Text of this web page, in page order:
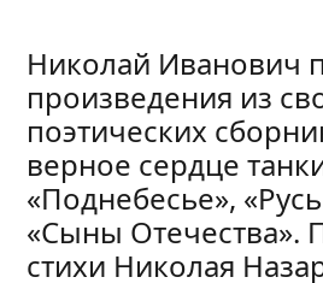
Николай Иванович
произведения из
поэтических
верное сердце
«Поднебесье»,
«Сыны Отечества».
стихи Николая